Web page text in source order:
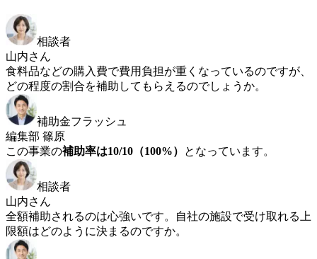
相談者
山内さん
食料品などの購入費で費用負担が重くなっているのですが、
どの程度の割合を補助してもらえるのでしょうか。
補助金フラッシュ
編集部 篠原
この事業の補助率は10/10（100%） となっています。
相談者
山内さん
全額補助されるのは心強いです。自社の施設で受け取れる上
限額はどのように決まるのですか。